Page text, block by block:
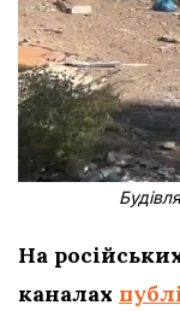
На
каналах